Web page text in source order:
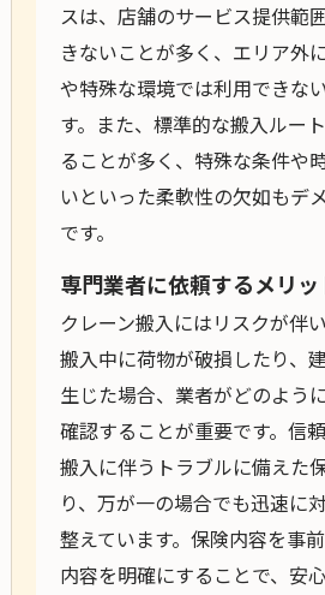
スは、店舗のサービス提供範
きないことが多く、エリア外
や特殊な環境では利用できな
す。また、標準的な搬入ルー
ることが多く、特殊な条件や
いといった柔軟性の欠如もデ
です。
専門業者に依頼するメリッ
クレーン搬入にはリスクが伴
搬入中に荷物が破損したり、
生じた場合、業者がどのよう
確認することが重要です。信
搬入に伴うトラブルに備えた
り、万が一の場合でも迅速に
整えています。保険内容を事
内容を明確にすることで、安